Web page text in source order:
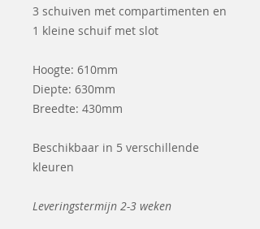
3 schuiven met compartimenten en
1 kleine schuif met slot
Hoogte: 610mm
Diepte: 630mm
Breedte: 430mm
Beschikbaar in 5 verschillende
kleuren
Leveringstermijn 2-3 weken